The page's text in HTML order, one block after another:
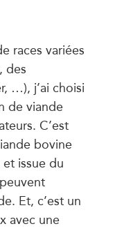
races variées
des
…), j’ai choisi
de viande
C’est
bovine
issue du
Et, c’est un
avec une